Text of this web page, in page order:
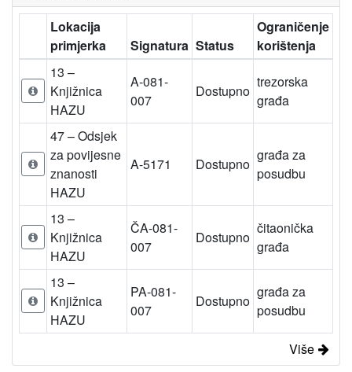
Lokacija
primjerka
Signatura Status
Ograničenje
korištenja
13 –
Knjižnica
HAZU
A-081-
007
Dostupno
trezorska
građa
47 – Odsjek
za povijesne
znanosti
HAZU
A-5171 Dostupno
građa za
posudbu
13 –
Knjižnica
HAZU
ČA-081-
007
Dostupno
čitaonička
građa
13 –
Knjižnica
HAZU
PA-081-
007
Dostupno
građa za
posudbu
Više